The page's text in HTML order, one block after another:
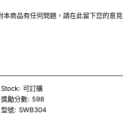
本商品有任何問題，請在此留下您的意見
Stock: 可訂購
獎勵分數: 598
型號: SWB304